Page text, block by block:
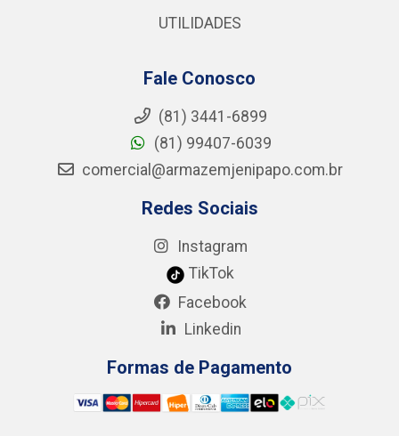
UTILIDADES
Fale Conosco
(81) 3441-6899
(81) 99407-6039
comercial@armazemjenipapo.com.br
Redes Sociais
Instagram
TikTok
Facebook
Linkedin
Formas de Pagamento